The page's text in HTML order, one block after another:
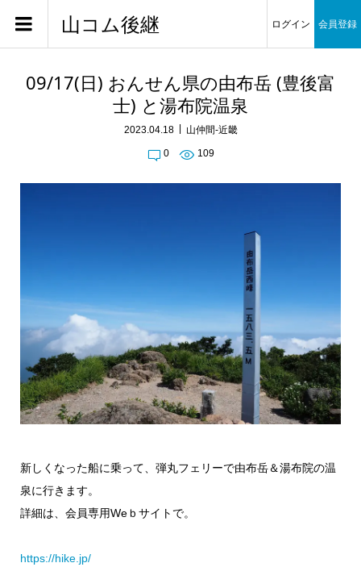
山コム後継 ログイン 会員登録
09/17(日) おんせん県の由布岳 (豊後富
士) と湯布院温泉
2023.04.18 山仲間-近畿
0 109
新しくなった船に乗って、弾丸フェリーで由布岳＆湯布院の温
泉に行きます。
詳細は、会員専用Weｂサイトで。
https://hike.jp/